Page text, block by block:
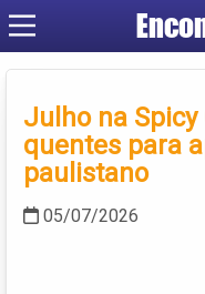
Julho na
quentes para
paulistano
05/07/2026